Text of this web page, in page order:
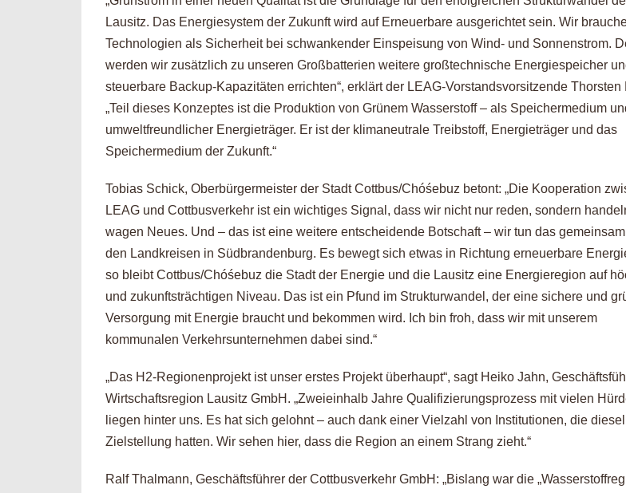
Lausitz. Das Energiesystem der Zukunft wird auf Erneuerbare ausgerichtet sein. Wir
Technologien als Sicherheit bei schwankender Einspeisung von Wind- und Sonnenstrom.
werden wir zusätzlich zu unseren Großbatterien weitere großtechnische Energiespeicher
steuerbare Backup-Kapazitäten errichten“, erklärt der LEAG-Vorstandsvorsitzende Thorsten
„Teil dieses Konzeptes ist die Produktion von Grünem Wasserstoff – als Speichermedium
umweltfreundlicher Energieträger. Er ist der klimaneutrale Treibstoff, Energieträger und das
Speichermedium der Zukunft.“
Tobias Schick, Oberbürgermeister der Stadt Cottbus/Chóśebuz betont: „Die Kooperation
LEAG und Cottbusverkehr ist ein wichtiges Signal, dass wir nicht nur reden, sondern
wagen Neues. Und – das ist eine weitere entscheidende Botschaft – wir tun das
den Landkreisen in Südbrandenburg. Es bewegt sich etwas in Richtung erneuerbare
so bleibt Cottbus/Chóśebuz die Stadt der Energie und die Lausitz eine Energieregion auf
und zukunftsträchtigen Niveau. Das ist ein Pfund im Strukturwandel, der eine sichere und
Versorgung mit Energie braucht und bekommen wird. Ich bin froh, dass wir mit unserem
kommunalen Verkehrsunternehmen dabei sind.“
„Das H2-Regionenprojekt ist unser erstes Projekt überhaupt“, sagt Heiko Jahn,
Wirtschaftsregion Lausitz GmbH. „Zweieinhalb Jahre Qualifizierungsprozess mit vielen
liegen hinter uns. Es hat sich gelohnt – auch dank einer Vielzahl von Institutionen, die
Zielstellung hatten. Wir sehen hier, dass die Region an einem Strang zieht.“
Ralf Thalmann, Geschäftsführer der Cottbusverkehr GmbH: „Bislang war die